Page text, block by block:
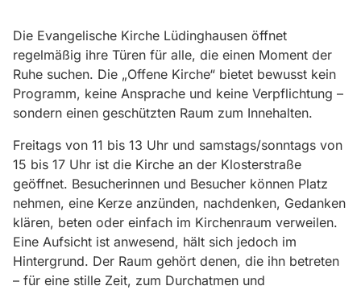
Die Evangelische Kirche Lüdinghausen öffnet
regelmäßig ihre Türen für alle, die einen Moment der
Ruhe suchen. Die „Offene Kirche“ bietet bewusst kein
Programm, keine Ansprache und keine Verpflichtung –
sondern einen geschützten Raum zum Innehalten.
Freitags von 11 bis 13 Uhr und samstags/sonntags von
15 bis 17 Uhr ist die Kirche an der Klosterstraße
geöffnet. Besucherinnen und Besucher können Platz
nehmen, eine Kerze anzünden, nachdenken, Gedanken
klären, beten oder einfach im Kirchenraum verweilen.
Eine Aufsicht ist anwesend, hält sich jedoch im
Hintergrund. Der Raum gehört denen, die ihn betreten
– für eine stille Zeit, zum Durchatmen und